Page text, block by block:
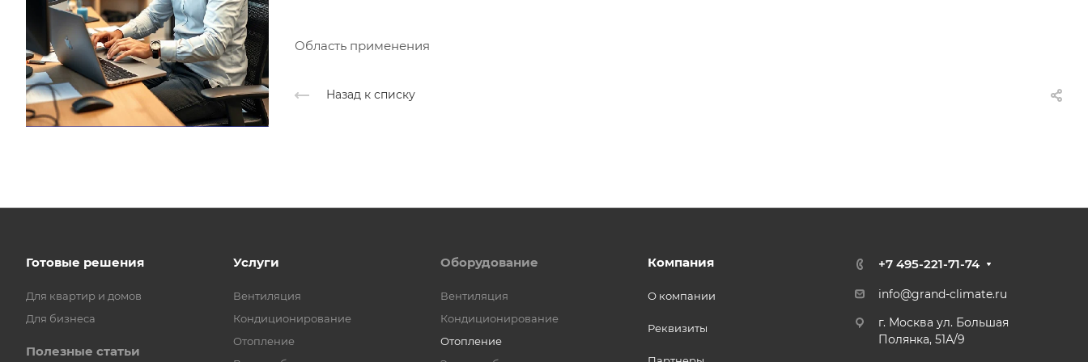
Область применения
Назад к списку
Готовые решения
Для квартир и домов
Для бизнеса
Полезные статьи
Услуги
Вентиляция
Кондиционирование
Отопление
Оборудование
Вентиляция
Кондиционирование
Отопление
Компания
О компании
Реквизиты
+7 495-221-71-74
info@grand-climate.ru
г. Москва ул. Большая
Полянка, 51А/9